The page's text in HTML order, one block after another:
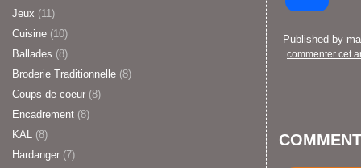
Jeux (11)
Cuisine (10)
Ballades (8)
Broderie Traditionnelle (8)
Coups de coeur (8)
Encadrement (8)
KAL (8)
Hardanger (7)
Published by
commenter cet